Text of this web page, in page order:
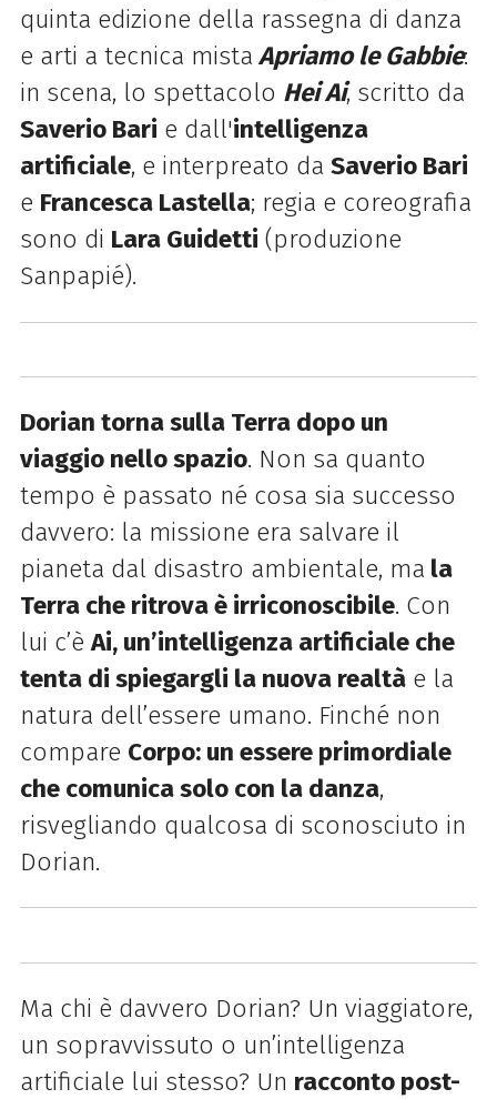
quinta edizione della rassegna di danza
e arti a tecnica mista Apriamo le Gabbie:
in scena, lo spettacolo Hei Ai, scritto da
Saverio Bari e dall'intelligenza
artificiale, e interpreato da Saverio Bari
e Francesca Lastella; regia e coreografia
sono di Lara Guidetti (produzione
Sanpapié).
Dorian torna sulla Terra dopo un
viaggio nello spazio. Non sa quanto
tempo è passato né cosa sia successo
davvero: la missione era salvare il
pianeta dal disastro ambientale, ma la
Terra che ritrova è irriconoscibile. Con
lui c’èAi, un’intelligenza artificiale che
tenta di spiegargli la nuova realtàe la
natura dell’essere umano. Finché non
compare Corpo: un essere primordiale
che comunica solo con la danza,
risvegliando qualcosa di sconosciuto in
Dorian.
Ma chi è davvero Dorian? Un viaggiatore,
un sopravvissuto o un’intelligenza
artificiale lui stesso? Un racconto post-